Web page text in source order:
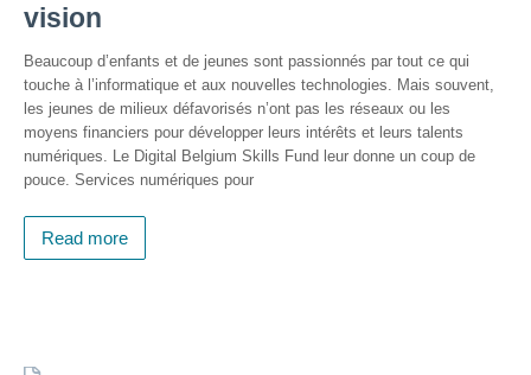
vision
Beaucoup d’enfants et de jeunes sont passionnés par tout ce qui
touche à l’informatique et aux nouvelles technologies. Mais souvent,
les jeunes de milieux défavorisés n’ont pas les réseaux ou les
moyens financiers pour développer leurs intérêts et leurs talents
numériques. Le Digital Belgium Skills Fund leur donne un coup de
pouce. Services numériques pour
Read more
Pour
ainé·es
Déclics
Numériques
: menez
l’enquête !
Animations